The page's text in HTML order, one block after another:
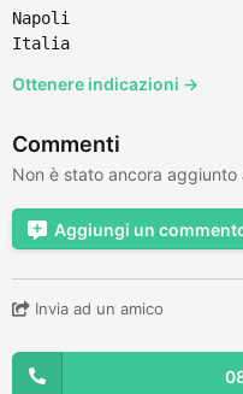
Napoli
Italia
Ottenere indicazioni →
Commenti
Non è stato ancora aggiunto
Aggiungi un
Invia ad un amico